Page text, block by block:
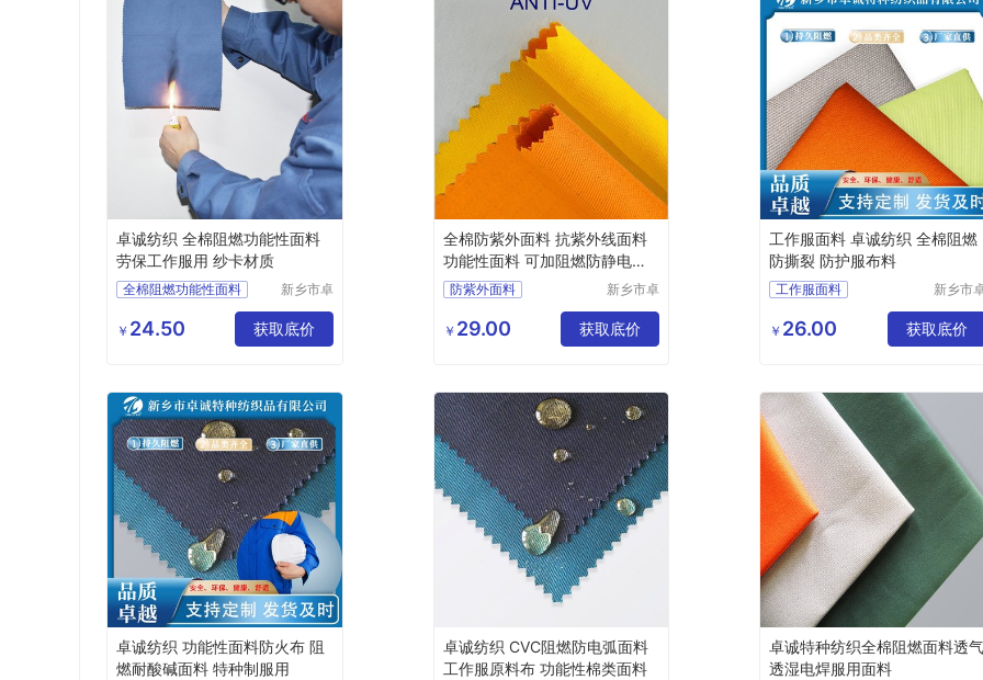
卓诚纺织 全棉阻燃功能性面料
劳保工作服用 纱卡材质
全棉阻燃功能性面料
阻燃布厂家
新乡市卓
织品有限
公司
￥ 24.50 获取底价
全棉防紫外面料 抗紫外线面料
功能性面料 可加阻燃防静电功
能防紫外面料
功能性面料
新乡市卓
织品有限
公司
￥ 29.00 获取底价
工作服面料 卓诚纺织 全棉阻燃
防撕裂 防护服布料
工作服面料
全棉阻燃面料
阻燃布
新乡市
织品有限
公司
￥ 26.00 获取底价
卓诚纺织 功能性面料防火布 阻
燃耐酸碱面料 特种制服用
卓诚纺织 CVC阻燃防电弧面料
工作服原料布 功能性棉类面料
卓诚特种纺织全棉阻燃面料透气
透湿电焊服用面料